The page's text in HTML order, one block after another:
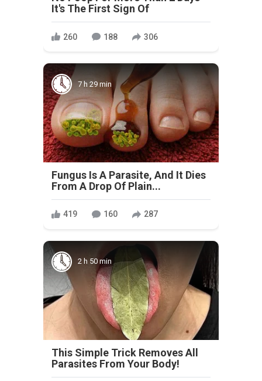
It's The First Sign Of
260 188 306
7 h 29 min
Fungus Is A Parasite, And It Dies
From A Drop Of Plain...
419 160 287
2 h 50 min
This Simple Trick Removes All
Parasites From Your Body!